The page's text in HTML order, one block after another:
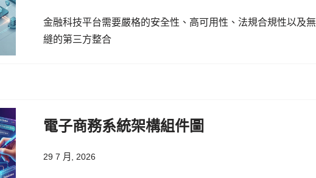
金融科技平台需要嚴格的安全性、高可用性、法規合規性以及無
縫的第三方整合
電子商務系統架構組件圖
29 7 月, 2026